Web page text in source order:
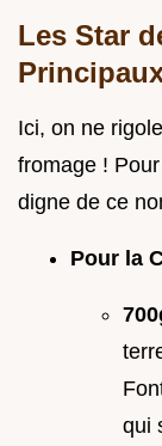
Les Star
Ici, on ne
fromage !
digne de ce
Pour la
qui